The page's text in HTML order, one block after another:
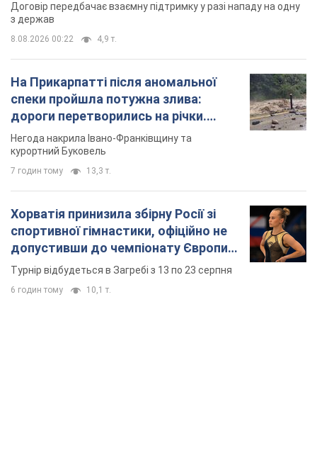
Договір передбачає взаємну підтримку у разі нападу на одну
з держав
8.08.2026 00:22 4,9 т.
На Прикарпатті після аномальної
спеки пройшла потужна злива:
дороги перетворились на річки.
Відео
Негода накрила Івано-Франківщину та
курортний Буковель
7 годин тому 13,3 т.
Хорватія принизила збірну Росії зі
спортивної гімнастики, офіційно не
допустивши до чемпіонату Європи
основних спортсменів
Турнір відбудеться в Загребі з 13 по 23 серпня
6 годин тому 10,1 т.